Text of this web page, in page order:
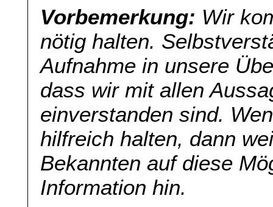
Vorbemerkung: Wir
nötig halten.
Aufnahme in unsere
dass wir mit allen
einverstanden sind.
hilfreich halten, dann
Bekannten auf diese
Information hin.